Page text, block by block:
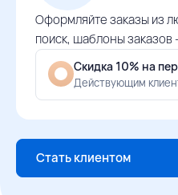
Оформляйте заказы из
поиск, шаблоны заказов
Скидка 10% на
Действующим
Стать клиентом